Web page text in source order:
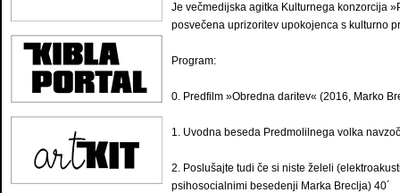
Je večmedijska agitka Kulturnega konzorcija
posvečena uprizoritev upokojenca s kulturno
Program:
0. Predfilm »Obredna daritev« (2016, Marko
1. Uvodna beseda Predmolilnega volka
2. Poslušajte tudi če si niste želeli
psihosocialnimi besedenji Marka Breclja) 40´